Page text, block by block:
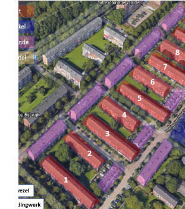
Rijswijk Wonen
Generaal Swartlaan
Lees meer